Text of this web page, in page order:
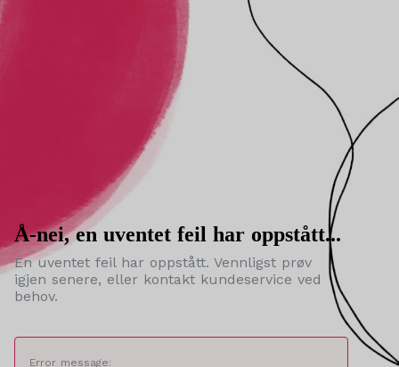
Å-nei, en uventet feil har oppstått...
En uventet feil har oppstått. Vennligst prøv
igjen senere, eller kontakt kundeservice ved
behov.
Error message: